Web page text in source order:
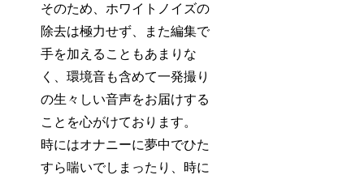
そのため、ホワイトノイズの
除去は極力せず、また編集で
手を加えることもあまりな
く、環境音も含めて一発撮り
の生々しい音声をお届けする
ことを心がけております。
時にはオナニーに夢中でひた
すら喘いでしまったり、時に